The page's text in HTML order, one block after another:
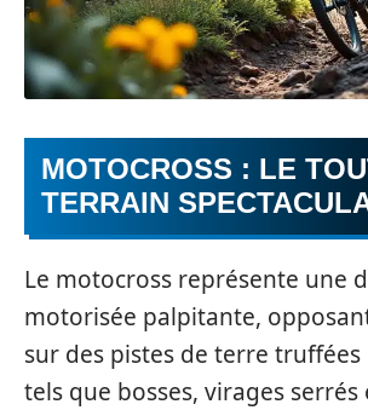
MOTOCROSS : LE
TERRAIN
Le motocross représente une
motorisée palpitante,
sur des pistes de terre truffées
tels que bosses, virages serrés